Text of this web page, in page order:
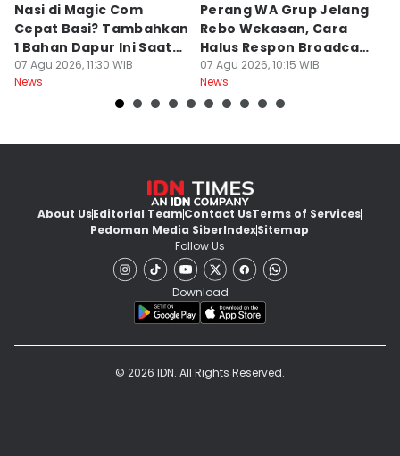
Nasi di Magic Com
Cepat Basi? Tambahkan
1 Bahan Dapur Ini Saat
Menanak, Awet 2 Hari
07 Agu 2026, 11:30 WIB
News
Perang WA Grup Jelang
Rebo Wekasan, Cara
Halus Respon Broadcast
Parno
07 Agu 2026, 10:15 WIB
News
About UsEditorial TeamContact UsTerms of Services
Pedoman Media SiberIndexSitemap
Follow Us
Download
© 2026 IDN. All Rights Reserved.